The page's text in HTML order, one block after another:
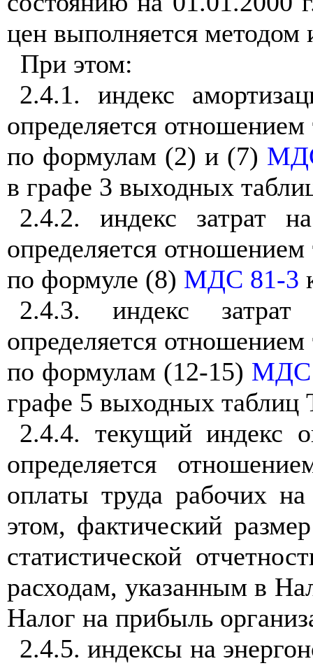
цен выполняется
При этом:
2.4.1. индекс
определяется отношением
по формулам (2) и (7)
в графе 3 выходных
2.4.2.индекс затрат
определяется отношением
по формуле (8) МДС 81-3
2.4.3.индекс
определяется отношением
по формулам (12-15) МДС
графе 5 выходных таблиц
2.4.4. текущий индекс
определяется
оплаты труда рабочих
этом, фактический
статистической
расходам, указанным в
Налог на прибыль
2.4.5.индексы на